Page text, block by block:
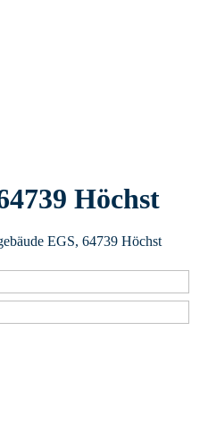
Höchst
EGS, 64739 Höchst